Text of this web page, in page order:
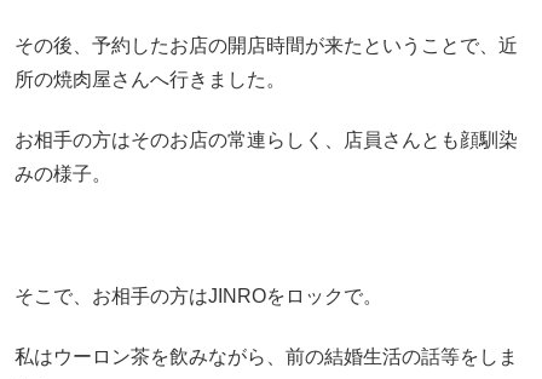
その後、予約したお店の開店時間が来たということで、近
所の焼肉屋さんへ行きました。
お相手の方はそのお店の常連らしく、店員さんとも顔馴染
みの様子。
そこで、お相手の方はJINROをロックで。
私はウーロン茶を飲みながら、前の結婚生活の話等をしま